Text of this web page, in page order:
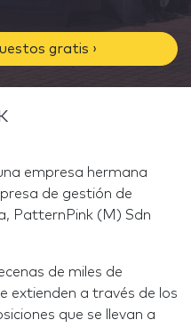
gratis ›
empresa hermana
de gestión de
PatternPink (M) Sdn
de miles de
extienden a través de los
que se llevan a